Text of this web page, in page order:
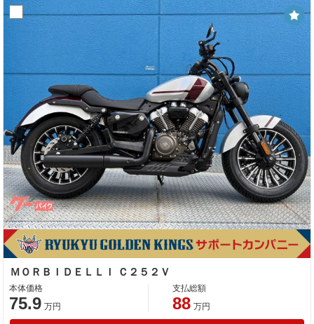
ＭＯＲＢＩＤＥＬＬＩ Ｃ２５２Ｖ
本体価格
75.9 万円
支払総額
88 万円